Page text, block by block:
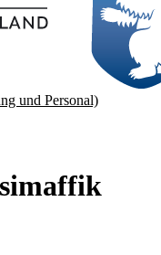
und Personal)